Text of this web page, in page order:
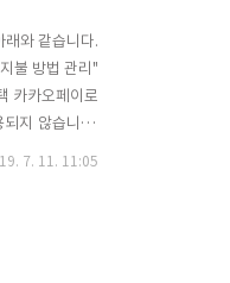
와 같습니다.
불 방법 관리"
카카오페이로
지 않습니다.
7. 11. 11:05